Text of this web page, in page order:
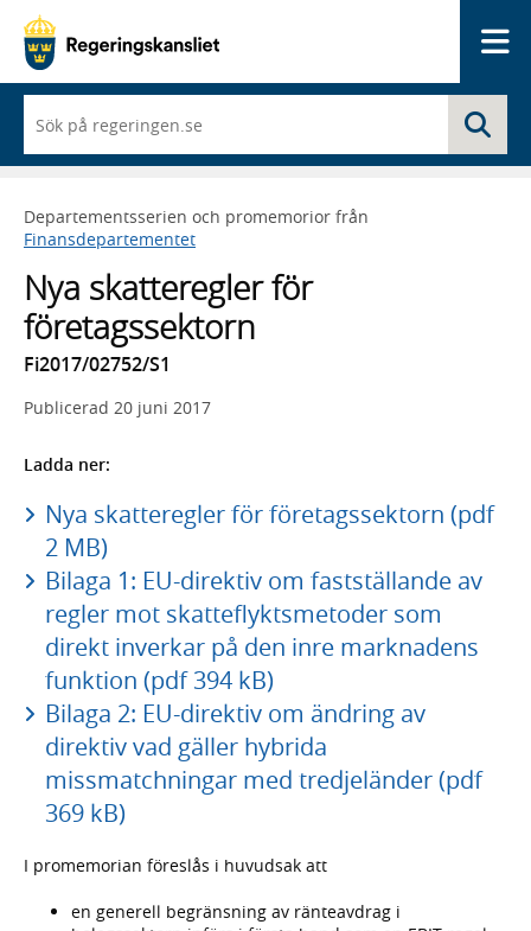
du
börjar
skriva
framträder
en
med
sökförslag
Departementsserien och promemorior från
Finansdepartementet
Nya skatteregler för
företagssektorn
Fi2017/02752/S1
Publicerad 20 juni 2017
Ladda ner:
Nya skatteregler för företagssektorn (pdf
2 MB)
Bilaga 1: EU-direktiv om fastställande av
regler mot skatteflyktsmetoder som
direkt inverkar på den inre marknadens
funktion (pdf 394 kB)
Bilaga 2: EU-direktiv om ändring av
direktiv vad gäller hybrida
missmatchningar med tredjeländer (pdf
369 kB)
I promemorian föreslås i huvudsak att
en generell begränsning av ränteavdrag i